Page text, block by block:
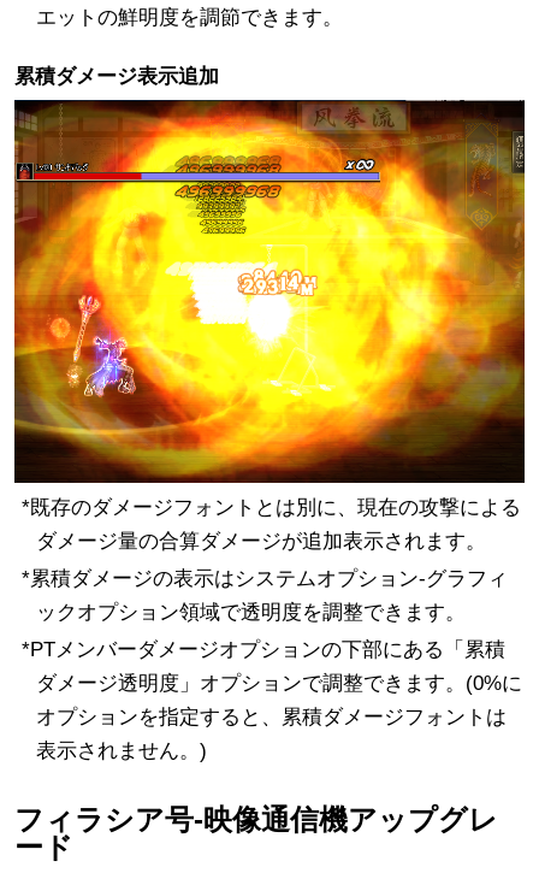
エットの鮮明度を調節できます。
累積ダメージ表示追加
*既存のダメージフォントとは別に、現在の攻撃による
ダメージ量の合算ダメージが追加表示されます。
*累積ダメージの表示はシステムオプション-グラフィ
ックオプション領域で透明度を調整できます。
*PTメンバーダメージオプションの下部にある「累積
ダメージ透明度」オプションで調整できます。(0%に
オプションを指定すると、累積ダメージフォントは
表示されません。)
フィラシア号-映像通信機アップグレ
ード